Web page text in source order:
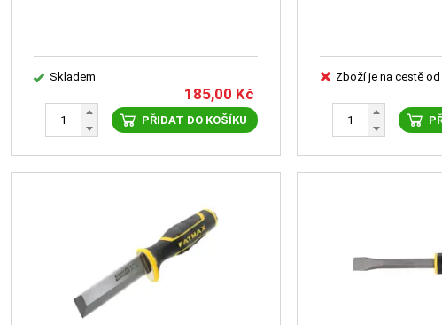
Skladem
185,00 Kč
PŘIDAT DO KOŠÍKU
Zboží je na cestě